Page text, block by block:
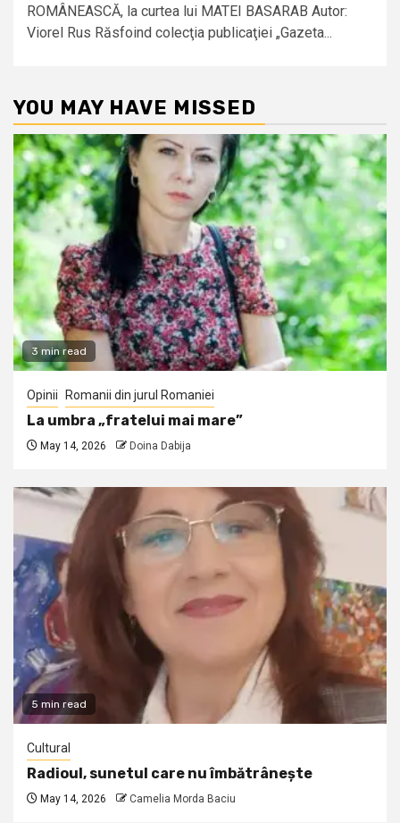
ROMÂNEASCĂ, la curtea lui MATEI BASARAB Autor:
Viorel Rus Răsfoind colecţia publicaţiei „Gazeta...
YOU MAY HAVE MISSED
3 min read
Opinii Romanii din jurul Romaniei
La umbra „fratelui mai mare”
May 14, 2026 Doina Dabija
5 min read
Cultural
Radioul, sunetul care nu îmbătrânește
May 14, 2026 Camelia Morda Baciu